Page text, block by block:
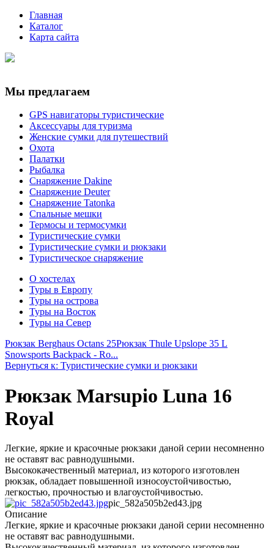
Главная
Каталог
Карта сайта
Мы предлагаем
GPS навигаторы туристические
Аксессуары для туризма
Женские сумки для путешествий
Охота
Палатки
Рыбалка
Снаряжение Dakine
Снаряжение Deuter
Снаряжение Tatonka
Спальные мешки
Термосы и термосумки
Туристические сумки
Туристические сумки и рюкзаки
Туристическое снаряжение
О хостелах
Туры в Европу
Туры на острова
Туры на Восток
Туры на Север
Рюкзак Berghaus Octans 25Рюкзак Thule Upslope 35 L
Snowsports Backpack - Ro...
Вернуться к: Туристические сумки и рюкзаки
Рюкзак Marsupio Luna 16
Royal
Легкие, яркие и красочные рюкзаки даной серии несомненно
не оставят вас равнодушными.
Высококачественный материал, из которого изготовлен
рюкзак, обладает повышенной износоустойчивостью,
легкостью, прочностью и влагоустойчивостью.
pic_582a505b2ed43.jpg
Описание
Легкие, яркие и красочные рюкзаки даной серии несомненно
не оставят вас равнодушными.